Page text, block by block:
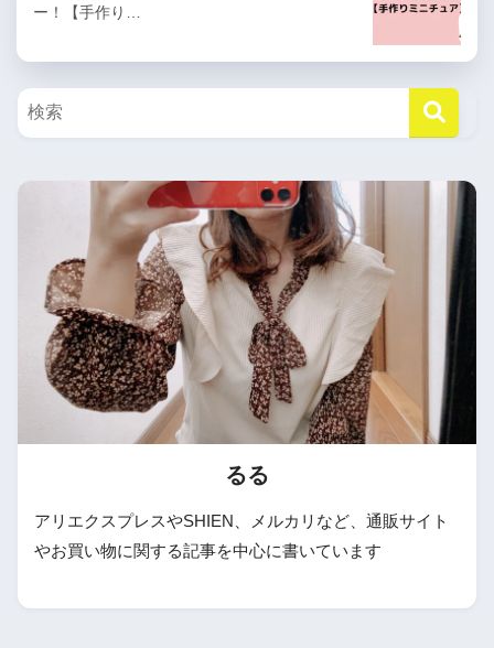
ー！【手作り…
るる
アリエクスプレスやSHIEN、メルカリなど、通販サイト
やお買い物に関する記事を中心に書いています